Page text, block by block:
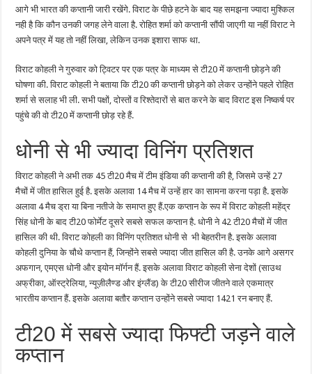
आगे भी भारत की कप्‍तानी जारी रखेंगे. विराट के पीछे हटने के बाद यह समझना ज्‍यादा मुश्किल
नही है कि कौन उनकी जगह लेने वाला है. रोहित शर्मा को कप्‍तानी सौंपी जाएगी या नहीं विराट ने
अपने पत्र में यह तो नहीं लिखा, लेकिन उनक इशारा साफ था.
विराट कोहली ने गुरुवार को ट्विटर पर एक पत्र के माध्‍यम से टी20 में कप्‍तानी छोड़ने की
घोषणा की. विराट कोहली ने बताया कि टी20 की कप्‍तानी छोड़ने काे लेकर उन्‍होंने पहले रोहित
शर्मा से सलाह भी ली. सभी पक्षों, दोस्‍तों व रिश्‍तेदारों से बात करने के बाद विराट इस निष्‍कर्ष पर
पहुंचे की वो टी20 में कप्‍तानी छोड़ रहे हैं.
धोनी से भी ज्यादा विनिंग प्रतिशत
विराट कोहली ने अभी तक 45 टी20 मैच में टीम इंडिया की कप्तानी की है, जिसमे उन्हें 27
मैचों में जीत हासिल हुई है. इसके अलावा 14 मैच में उन्हें हार का सामना करना पड़ा है. इसके
अलावा 4 मैच ड्रा या बिना नतीजे के समाप्त हुए हैं.एक कप्तान के रूप में विराट कोहली महेंद्र
सिंह धोनी के बाद टी20 फोर्मेट दूसरे सबसे सफल कप्तान है. धोनी ने 42 टी20 मैचों में जीत
हासिल की थी. विराट कोहली का विनिंग प्रतिशत धोनी से भी बेहतरीन है. इसके अलावा
कोहली दुनिया के चौथे कप्तान हैं, जिन्होंने सबसे ज्यादा जीत हासिल की है. उनके आगे असगर
अफगान, एमएस धोनी और इयोन मॉर्गन हैं. इसके अलावा विराट कोहली सेना देशों (साउथ
अफ्रीका, ऑस्ट्रेलिया, न्यूज़ीलैण्ड और इंग्लैंड) के टी20 सीरीज जीतने वाले एकमात्र
भारतीय कप्तान हैं. इसके अलावा बतौर कप्तान उन्होंने सबसे ज्यादा 1421 रन बनाए हैं.
टी20 में सबसे ज्यादा फिफ्टी जड़ने वाले
कप्तान